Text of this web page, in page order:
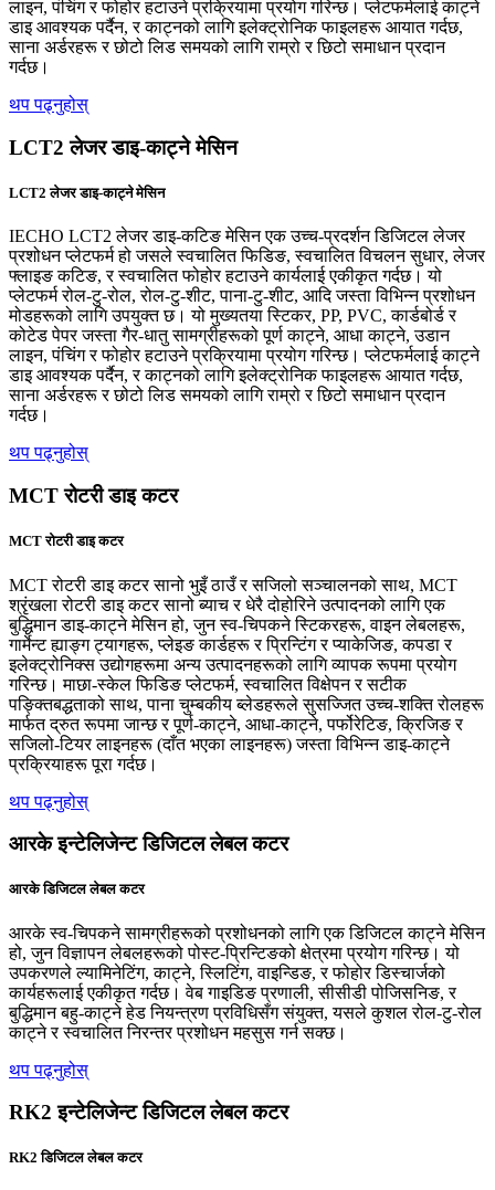
लाइन, पंचिंग र फोहोर हटाउने प्रक्रियामा प्रयोग गरिन्छ। प्लेटफर्मलाई काट्ने
डाइ आवश्यक पर्दैन, र काट्नको लागि इलेक्ट्रोनिक फाइलहरू आयात गर्दछ,
साना अर्डरहरू र छोटो लिड समयको लागि राम्रो र छिटो समाधान प्रदान
गर्दछ।
थप पढ्नुहोस्
LCT2 लेजर डाइ-काट्ने मेसिन
LCT2 लेजर डाइ-काट्ने मेसिन
IECHO LCT2 लेजर डाइ-कटिङ मेसिन एक उच्च-प्रदर्शन डिजिटल लेजर
प्रशोधन प्लेटफर्म हो जसले स्वचालित फिडिङ, स्वचालित विचलन सुधार, लेजर
फ्लाइङ कटिङ, र स्वचालित फोहोर हटाउने कार्यलाई एकीकृत गर्दछ। यो
प्लेटफर्म रोल-टु-रोल, रोल-टु-शीट, पाना-टु-शीट, आदि जस्ता विभिन्न प्रशोधन
मोडहरूको लागि उपयुक्त छ। यो मुख्यतया स्टिकर, PP, PVC, कार्डबोर्ड र
कोटेड पेपर जस्ता गैर-धातु सामग्रीहरूको पूर्ण काट्ने, आधा काट्ने, उडान
लाइन, पंचिंग र फोहोर हटाउने प्रक्रियामा प्रयोग गरिन्छ। प्लेटफर्मलाई काट्ने
डाइ आवश्यक पर्दैन, र काट्नको लागि इलेक्ट्रोनिक फाइलहरू आयात गर्दछ,
साना अर्डरहरू र छोटो लिड समयको लागि राम्रो र छिटो समाधान प्रदान
गर्दछ।
थप पढ्नुहोस्
MCT रोटरी डाइ कटर
MCT रोटरी डाइ कटर
MCT रोटरी डाइ कटर सानो भुइँ ठाउँ र सजिलो सञ्चालनको साथ, MCT
श्रृंखला रोटरी डाइ कटर सानो ब्याच र धेरै दोहोरिने उत्पादनको लागि एक
बुद्धिमान डाइ-काट्ने मेसिन हो, जुन स्व-चिपकने स्टिकरहरू, वाइन लेबलहरू,
गार्मेन्ट ह्याङ्ग ट्यागहरू, प्लेइङ कार्डहरू र प्रिन्टिंग र प्याकेजिङ, कपडा र
इलेक्ट्रोनिक्स उद्योगहरूमा अन्य उत्पादनहरूको लागि व्यापक रूपमा प्रयोग
गरिन्छ। माछा-स्केल फिडिङ प्लेटफर्म, स्वचालित विक्षेपन र सटीक
पङ्क्तिबद्धताको साथ, पाना चुम्बकीय ब्लेडहरूले सुसज्जित उच्च-शक्ति रोलहरू
मार्फत द्रुत रूपमा जान्छ र पूर्ण-काट्ने, आधा-काट्ने, पर्फोरेटिङ, क्रिजिङ र
सजिलो-टियर लाइनहरू (दाँत भएका लाइनहरू) जस्ता विभिन्न डाइ-काट्ने
प्रक्रियाहरू पूरा गर्दछ।
थप पढ्नुहोस्
आरके इन्टेलिजेन्ट डिजिटल लेबल कटर
आरके डिजिटल लेबल कटर
आरके स्व-चिपकने सामग्रीहरूको प्रशोधनको लागि एक डिजिटल काट्ने मेसिन
हो, जुन विज्ञापन लेबलहरूको पोस्ट-प्रिन्टिङको क्षेत्रमा प्रयोग गरिन्छ। यो
उपकरणले ल्यामिनेटिंग, काट्ने, स्लिटिंग, वाइन्डिङ, र फोहोर डिस्चार्जको
कार्यहरूलाई एकीकृत गर्दछ। वेब गाइडिङ प्रणाली, सीसीडी पोजिसनिङ, र
बुद्धिमान बहु-काट्ने हेड नियन्त्रण प्रविधिसँग संयुक्त, यसले कुशल रोल-टु-रोल
काट्ने र स्वचालित निरन्तर प्रशोधन महसुस गर्न सक्छ।
थप पढ्नुहोस्
RK2 इन्टेलिजेन्ट डिजिटल लेबल कटर
RK2 डिजिटल लेबल कटर